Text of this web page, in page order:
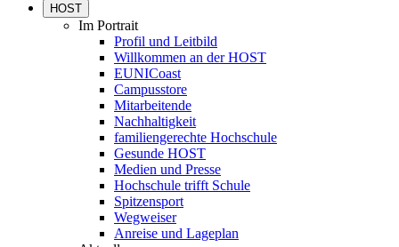
HOST
Im Portrait
Profil und Leitbild
Willkommen an der HOST
EUNICoast
Campusstore
Mitarbeitende
Nachhaltigkeit
familiengerechte Hochschule
Gesunde HOST
Medien und Presse
Hochschule trifft Schule
Spitzensport
Wegweiser
Anreise und Lageplan